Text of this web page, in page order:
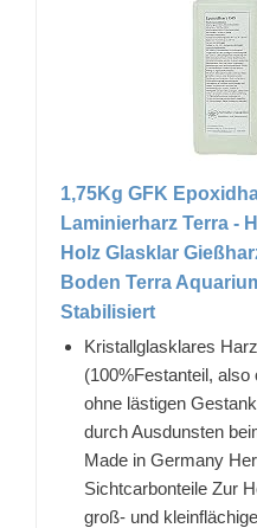
1,75Kg GFK
Laminierharz Terra -
Holz Glasklar
Boden Terra
Stabilisiert
Kristallglasklares
(100%Festanteil,
ohne lästigen
durch Ausdunsten
Made in Germany
Sichtcarbonteile Zur
groß- und